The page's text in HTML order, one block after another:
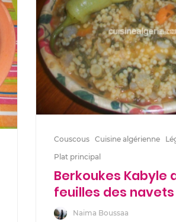
Couscous Cuisine algérienne
Plat principal
Berkoukes Kabyle
feuilles des navets
Naima Boussaa